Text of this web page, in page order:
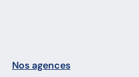
Nos agences